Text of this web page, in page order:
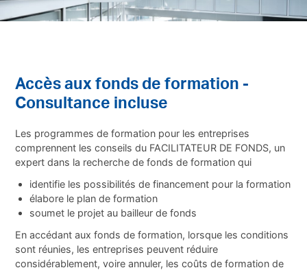
Accès aux fonds de formation -
Consultance incluse
Les programmes de formation pour les entreprises
comprennent les conseils du FACILITATEUR DE FONDS, un
expert dans la recherche de fonds de formation qui
identifie les possibilités de financement pour la formation
élabore le plan de formation
soumet le projet au bailleur de fonds
En accédant aux fonds de formation, lorsque les conditions
sont réunies, les entreprises peuvent réduire
considérablement, voire annuler, les coûts de formation de